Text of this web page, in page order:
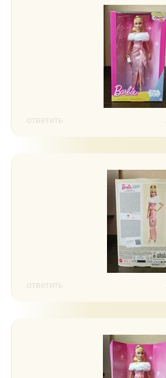
ответить
ответить